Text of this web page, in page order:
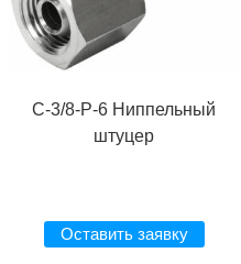
C-3/8-P-6 Ниппельный
штуцер
Оставить заявку